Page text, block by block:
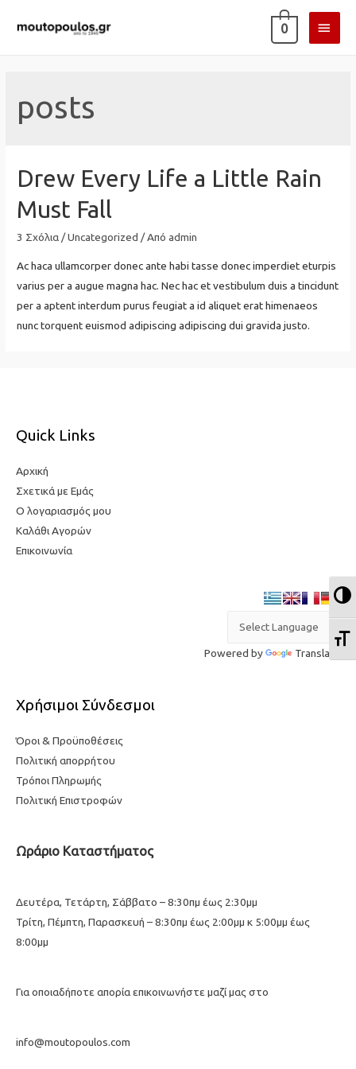
0
posts
Drew Every Life a Little Rain
Must Fall
3 Σχόλια /Uncategorized / Από admin
Ac haca ullamcorper donec ante habi tasse donec imperdiet eturpis
varius per a augue magna hac. Nec hac et vestibulum duis a tincidunt
per a aptent interdum purus feugiat a id aliquet erat himenaeos
nunc torquent euismod adipiscing adipiscing dui gravida justo.
Quick Links
Αρχική
Σχετικά με Εμάς
Ο λογαριασμός μου
Καλάθι Αγορών
Επικοινωνία
Powered by Translate
Χρήσιμοι Σύνδεσμοι
Όροι & Προϋποθέσεις
Πολιτική απορρήτου
Τρόποι Πληρωμής
Πολιτική Επιστροφών
Ωράριο Καταστήματος
Δευτέρα, Τετάρτη, Σάββατο – 8:30πμ έως 2:30μμ
Τρίτη, Πέμπτη, Παρασκευή – 8:30πμ έως 2:00μμ κ 5:00μμ έως
8:00μμ
Για οποιαδήποτε απορία επικοινωνήστε μαζί μας στο
info@moutopoulos.com